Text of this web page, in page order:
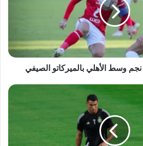
وسط الأهلي بالميركاتو الصيفي